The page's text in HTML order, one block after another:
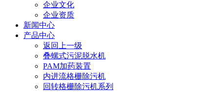
企业文化
企业资质
新闻中心
产品中心
返回上一级
叠螺式污泥脱水机
PAM加药装置
内进流格栅除污机
回转格栅除污机系列